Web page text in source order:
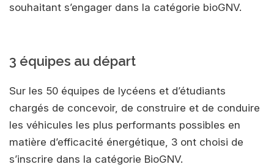
souhaitant s’engager dans la catégorie bioGNV.
3 équipes au départ
Sur les 50 équipes de lycéens et d’étudiants
chargés de concevoir, de construire et de conduire
les véhicules les plus performants possibles en
matière d’efficacité énergétique, 3 ont choisi de
s’inscrire dans la catégorie BioGNV.